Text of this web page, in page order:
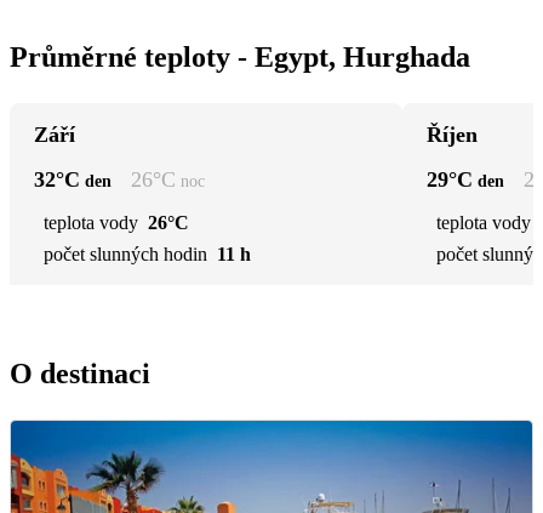
Průměrné teploty - Egypt, Hurghada
Září
32°C den 26°C noc
teplota vody 26°C
počet slunných hodin 11 h
Říjen
29°C den
teplota vody
počet
O destinaci